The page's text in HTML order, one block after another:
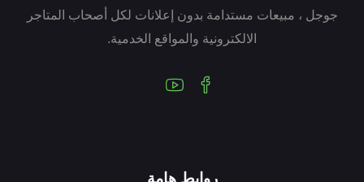
جوجل ، مبيعات مستدامة بدون إعلانات لكل أصحاب المتاجر
الالكترونية والمواقع الخدمية.
روابط هامة